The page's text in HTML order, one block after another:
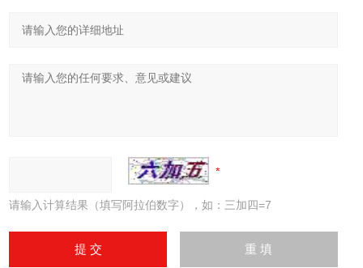
请输入计算结果（填写阿拉伯数字），如：三加四=7